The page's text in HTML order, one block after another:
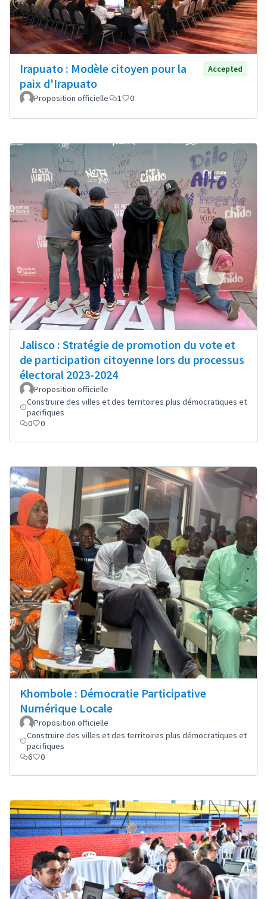
Irapuato : Modèle citoyen pour la
paix d'Irapuato
Accepted
Proposition officielle 1 0
Jalisco : Stratégie de promotion du vote et
de participation citoyenne lors du processus
électoral 2023-2024
Proposition officielle
Construire des villes et des territoires plus démocratiques et
pacifiques
0
0
Khombole : Démocratie Participative
Numérique Locale
Proposition officielle
Construire des villes et des territoires plus démocratiques et
pacifiques
6
0